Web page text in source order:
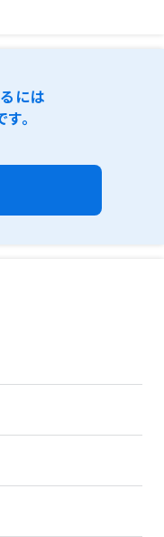
には
。